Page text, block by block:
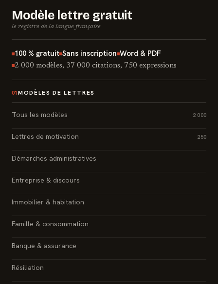
Modèle lettre gratuit
le registre de la langue française
100 % gratuit Sans inscription Word & PDF
2 000 modèles, 37 000 citations, 750 expressions
01 MODÈLES DE LETTRES
Tous les modèles 2 000
Lettres de motivation 250
Démarches administratives
Entreprise & discours
Immobilier & habitation
Famille & consommation
Banque & assurance
Résiliation